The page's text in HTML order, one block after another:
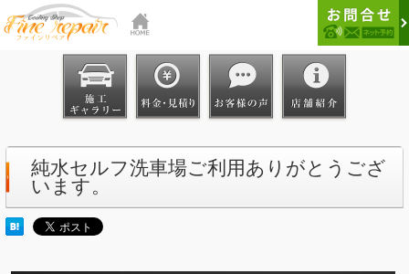
純水セルフ洗車場ご利用ありがとうござ
います。